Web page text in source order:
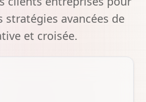
avancées de
et croisée.